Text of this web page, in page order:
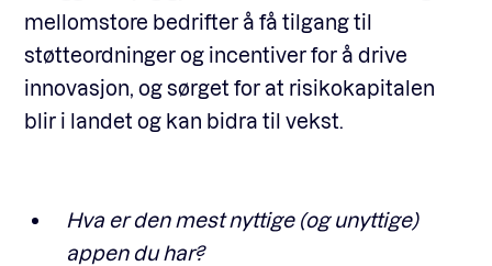
mellomstore bedrifter å få tilgang til
støtteordninger og incentiver for å drive
innovasjon, og sørget for at risikokapitalen
blir i landet og kan bidra til vekst.
Hva er den mest nyttige (og unyttige)
appen du har?